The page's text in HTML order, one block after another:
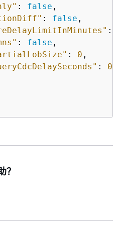
: false ,
: false ,
:
: false ,
: 0 ,
: 0
？